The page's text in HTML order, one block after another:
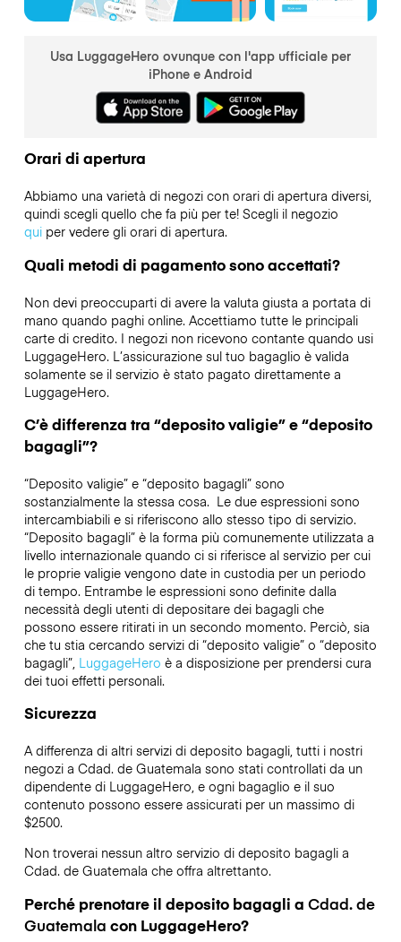
Usa LuggageHero ovunque con l'app ufficiale per
iPhone e Android
Orari di apertura
Abbiamo una varietà di negozi con orari di apertura diversi,
quindi scegli quello che fa più per te! Scegli il negozio
quiper vedere gli orari di apertura.
Quali metodi di pagamento sono accettati?
Non devi preoccuparti di avere la valuta giusta a portata di
mano quando paghi online. Accettiamo tutte le principali
carte di credito. I negozi non ricevono contante quando usi
LuggageHero. L’assicurazione sul tuo bagaglio è valida
solamente se il servizio è stato pagato direttamente a
LuggageHero.
C’è differenza tra “deposito valigie” e “deposito
bagagli”?
“Deposito valigie” e “deposito bagagli” sono
sostanzialmente la stessa cosa. Le due espressioni sono
intercambiabili e si riferiscono allo stesso tipo di servizio.
“Deposito bagagli” è la forma più comunemente utilizzata a
livello internazionale quando ci si riferisce al servizio per cui
le proprie valigie vengono date in custodia per un periodo
di tempo. Entrambe le espressioni sono definite dalla
necessità degli utenti di depositare dei bagagli che
possono essere ritirati in un secondo momento. Perciò, sia
che tu stia cercando servizi di “deposito valigie” o “deposito
bagagli”, LuggageHero è a disposizione per prendersi cura
dei tuoi effetti personali.
Sicurezza
A differenza di altri servizi di deposito bagagli,tutti i nostri
negozi a Cdad. de Guatemala sono stati controllati da un
dipendente di LuggageHero, e ogni bagaglio e il suo
contenuto possono essere assicurati per un massimo di
$2500.
Non troverai nessun altro servizio di deposito bagagli a
Cdad. de Guatemala che offra altrettanto.
Perché prenotare il deposito bagagli a Cdad. de
Guatemala con LuggageHero?